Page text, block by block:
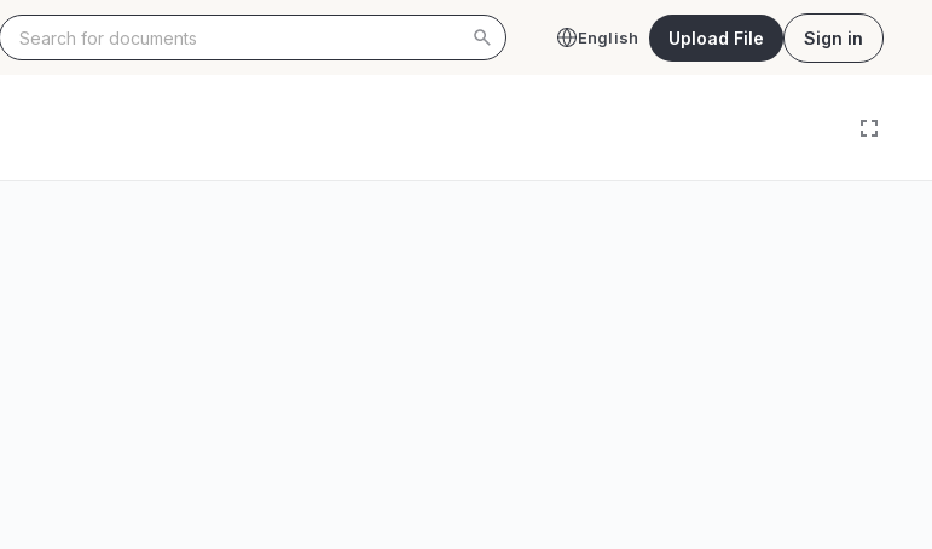
English Upload File Sign in